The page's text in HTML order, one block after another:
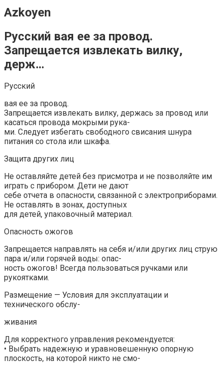
Azkoyen
Русский вая ее за провод.
Запрещается извлекать вилку,
держ…
Русский
вая ее за провод.
Запрещается извлекать вилку, держась за провод или
касаться провода мокрыми рука-
ми. Следует избегать свободного свисания шнура
питания со стола или шкафа.
Защита других лиц
Не оставляйте детей без присмотра и не позволяйте им
играть с прибором. Дети не дают
себе отчета в опасности, связанной с электроприборами.
Не оставлять в зонах, доступных
для детей, упаковочный материал.
Опасность ожогов
Запрещается направлять на себя и/или других лиц струю
пара и/или горячей воды: опас-
ность ожогов! Всегда пользоваться ручками или
рукоятками.
Размещение — Условия для эксплуатации и
технического обслу-
живания
Для корректного управления рекомендуется:
• Выбрать надежную и уравновешенную опорную
плоскость, на которой никто не смо-